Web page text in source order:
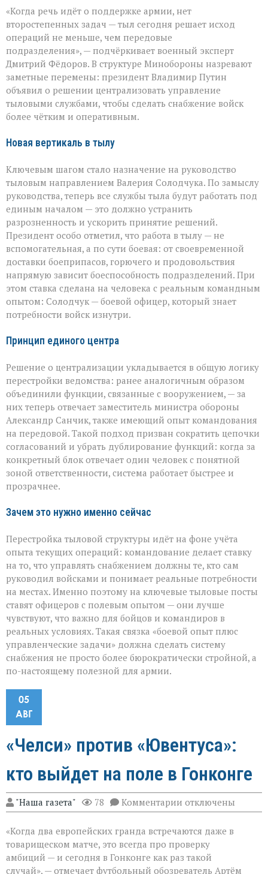
как
фронт:
меняют
логику
снабжения
«Когда речь идёт о поддержке армии, нет
второстепенных задач — тыл сегодня решает исход
операций не меньше, чем передовые
подразделения», — подчёркивает военный эксперт
Дмитрий Фёдоров. В структуре Минобороны назревают
заметные перемены: президент Владимир Путин
объявил о решении централизовать управление
тыловыми службами, чтобы сделать снабжение войск
более чётким и оперативным.
Новая вертикаль в тылу
Ключевым шагом стало назначение на руководство
тыловым направлением Валерия Солодчука. По замыслу
руководства, теперь все службы тыла будут работать под
единым началом — это должно устранить
разрозненность и ускорить принятие решений.
Президент особо отметил, что работа в тылу — не
вспомогательная, а по сути боевая: от своевременной
доставки боеприпасов, горючего и продовольствия
напрямую зависит боеспособность подразделений. При
этом ставка сделана на человека с реальным командным
опытом: Солодчук — боевой офицер, который знает
потребности войск изнутри.
Принцип единого центра
Решение о централизации укладывается в общую логику
перестройки ведомства: ранее аналогичным образом
объединили функции, связанные с вооружением, — за
них теперь отвечает заместитель министра обороны
Александр Санчик, также имеющий опыт командования
на передовой. Такой подход призван сократить цепочки
согласований и убрать дублирование функций: когда за
конкретный блок отвечает один человек с понятной
зоной ответственности, система работает быстрее и
прозрачнее.
Зачем это нужно именно сейчас
Перестройка тыловой структуры идёт на фоне учёта
опыта текущих операций: командование делает ставку
на то, что управлять снабжением должны те, кто сам
руководил войсками и понимает реальные потребности
на местах. Именно поэтому на ключевые тыловые посты
ставят офицеров с полевым опытом — они лучше
чувствуют, что важно для бойцов и командиров в
реальных условиях. Такая связка «боевой опыт плюс
управленческие задачи» должна сделать систему
снабжения не просто более бюрократически стройной, а
по-настоящему полезной для армии.
05
АВГ
«Челси» против «Ювентуса»:
кто выйдет на поле в Гонконге
"Наша газета" 78 Комментарии к
записи
против
«Ювентуса»:
кто
выйдет
отключены
«Когда два европейских гранда встречаются даже в
товарищеском матче, это всегда про проверку
амбиций — и сегодня в Гонконге как раз такой
случай», — отмечает футбольный обозреватель Артём